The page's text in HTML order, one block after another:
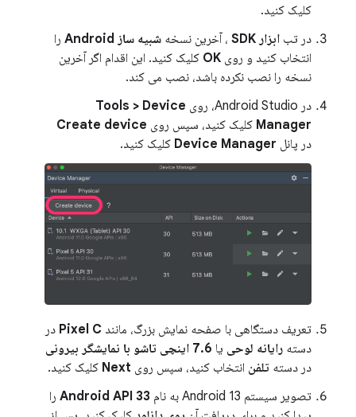
کلیک کنید.
در تب ابزار SDK ، آخرین نسخه شبیه ساز Android
را
انتخاب کنید و روی OK کلیک کنید. این اقدام اگر آخرین
نسخه را نصب نکرده باشد، نصب می کند.
در Android Studio، روی
Tools > Device
Manager کلیک کنید، سپس روی Create device
در پانل Device Manager کلیک کنید.
تعریف دستگاهی با صفحه نمایش بزرگ، مانند Pixel C در
دسته رایانه لوحی یا 7.6 اینچی تاشو با نمایشگر بیرونی
در دسته تلفن انتخاب کنید، سپس روی Next کلیک کنید.
تصویر سیستم Android 13 به نام
Android API 33 را